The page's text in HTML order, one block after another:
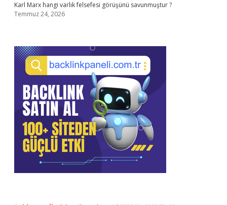
Karl Marx hangi varlık felsefesi görüşünü savunmuştur ?
Temmuz 24, 2026